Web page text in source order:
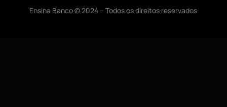
Ensina Banco © 2024 – Todos os direitos reservados